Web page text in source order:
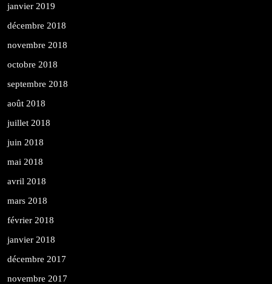
janvier 2019
décembre 2018
novembre 2018
octobre 2018
septembre 2018
août 2018
juillet 2018
juin 2018
mai 2018
avril 2018
mars 2018
février 2018
janvier 2018
décembre 2017
novembre 2017